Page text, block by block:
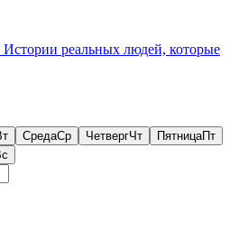
Истории реальных людей, которые
СредаСр ЧетвергЧт ПятницаПт